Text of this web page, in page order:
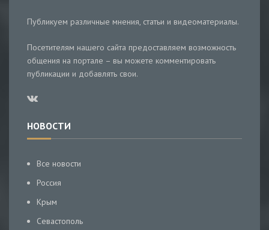
Публикуем различные мнения, статьи и видеоматериалы.
Посетителям нашего сайта предоставляем возможность
общения на портале – вы можете комментировать
публикации и добавлять свои.
НОВОСТИ
Все новости
Россия
Крым
Севастополь